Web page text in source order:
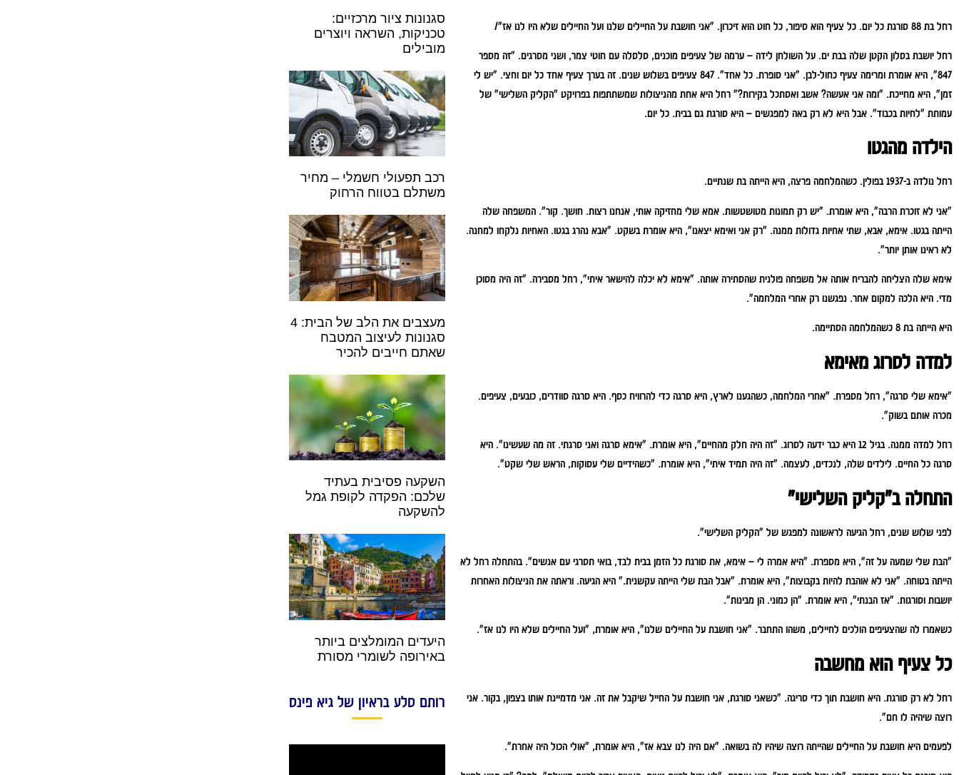
רחל בת 88 סורגת כל יום. כל צעיף הוא סיפור, כל חוט הוא זיכרון. "אני חושבת על החיילים שלנו ועל החיילים שלא היו לנו אז"/
רחל יושבת בסלון הקטן שלה בבת ים. על השולחן לידה – ערמה של צעיפים מוכנים, סלסלה עם חוטי צמר, ושני מסרגים. "זה מספר
847", היא אומרת ומרימה צעיף כחול-לבן. "אני סופרת. כל אחד".
847 צעיפים בשלוש שנים. זה בערך צעיף אחד כל יום וחצי.
"יש לי
זמן", היא מחייכת. "ומה אני אעשה? אשב ואסתכל בקירות?" רחל היא אחת מהניצולות שמשתתפות בפרויקט "הקליק השלישי" של
עמותת "לחיות בכבוד". אבל היא לא רק באה למפגשים – היא סורגת גם בבית. כל יום.
הילדה מהגטו
רחל נולדה ב-1937 בפולין. כשהמלחמה פרצה, היא הייתה בת שנתיים.
"אני לא זוכרת הרבה", היא אומרת. "יש רק תמונות מטושטשות. אמא שלי מחזיקה אותי, אנחנו רצות. חושך. קור". המשפחה שלה
הייתה בגטו. אימא, אבא, שתי אחיות גדולות ממנה. "רק אני ואימא יצאנו", היא אומרת בשקט. "אבא נהרג בגטו. האחיות נלקחו למחנה.
לא ראינו אותן יותר".
אימא שלה הצליחה להבריח אותה אל משפחה פולנית שהסתירה אותה. "אימא לא יכלה להישאר איתי", רחל מסבירה. "זה היה מסוכן
מדי. היא הלכה למקום אחר. נפגשנו רק אחרי המלחמה".
היא הייתה בת 8 כשהמלחמה הסתיימה.
למדה לסרוג מאימא
"אימא שלי סרגה", רחל מספרת. "אחרי המלחמה, כשהגענו לארץ, היא סרגה כדי להרוויח כסף. היא סרגה סוודרים, כובעים, צעיפים.
מכרה אותם בשוק".
רחל למדה ממנה. בגיל 12 היא כבר ידעה לסרוג. "זה היה חלק מהחיים", היא אומרת. "אימא סרגה ואני סרגתי. זה מה שעשינו". היא
סרגה כל החיים. לילדים שלה, לנכדים, לעצמה. "זה היה תמיד איתי", היא אומרת. "כשהידיים שלי עסוקות, הראש שלי שקט".
התחלה ב"קליק השלישי"
לפני שלוש שנים, רחל הגיעה לראשונה למפגש של "הקליק השלישי".
"הבת שלי שמעה על זה", היא מספרת. "היא אמרה לי – אימא, את סורגת כל הזמן בבית לבד, בואי תסרגי עם אנשים". בהתחלה רחל לא
הייתה בטוחה. "אני לא אוהבת להיות בקבוצות", היא אומרת. "אבל הבת שלי הייתה עקשנית." היא הגיעה. וראתה את הניצולות האחרות
יושבות וסורגות. "אז הבנתי", היא אומרת. "הן כמוני. הן מבינות".
כשאמרו לה שהצעיפים הולכים לחיילים, משהו התחבר. "אני חושבת על החיילים שלנו", היא אומרת, "ועל החיילים שלא היו לנו אז".
כל צעיף הוא מחשבה
רחל לא רק סורגת. היא חושבת תוך כדי סריגה. "כשאני סורגת, אני חושבת על החייל שיקבל את זה. אני מדמיינת אותו בצפון, בקור. אני
רוצה שיהיה לו חם".
לפעמים היא חושבת על החיילים שהייתה רוצה שיהיו לה בשואה. "אם היה לנו צבא אז", היא אומרת, "אולי הכול היה אחרת".
סגנונות ציור מרכזיים:
טכניקות, השראה ויוצרים
מובילים
רכב תפעולי חשמלי – מחיר
משתלם בטווח הרחוק
מעצבים את הלב של הבית: 4
סגנונות לעיצוב המטבח
שאתם חייבים להכיר
השקעה פסיבית בעתיד
שלכם: הפקדה לקופת גמל
להשקעה
היעדים המומלצים ביותר
באירופה לשומרי מסורת
רותם סלע בראיון של גיא פינס